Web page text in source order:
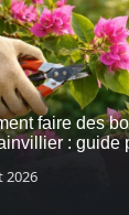
faire des
: guide
2026